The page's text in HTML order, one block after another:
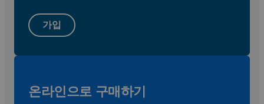
가입
온라인으로 구매하기